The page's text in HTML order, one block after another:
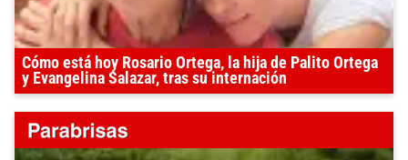
Cómo está hoy Rosario Ortega, la hija de Palito Ortega
y Evangelina Salazar, tras su internación